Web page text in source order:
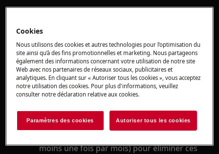
Solution
L'utilisation répétée et continue de
programmes à basse température peut
laisser des résidus de détergent,
d'assouplissant et des peluches dans la
machine et des bactéries peuvent se
développer dans la cuve. Cela peut
des bactéries.
C'est pourquoi vous devez effectuer
moins une fois par mois) pour éliminer ces
Cookies
Nous utilisons des cookies et autres technologies pour l’optimisation du
site ainsi qu’à des fins promotionnelles et marketing. Nous partageons
également des informations concernant votre utilisation de notre site
Web avec nos partenaires de réseaux sociaux, publicitaires et
analytiques. En cliquant sur « Autoriser tous les cookies », vous acceptez
notre utilisation des cookies. Pour plus d'informations, veuillez
consulter notre déclaration relative aux cookies.
Paramètres des cookies Autoriser tous les cookies